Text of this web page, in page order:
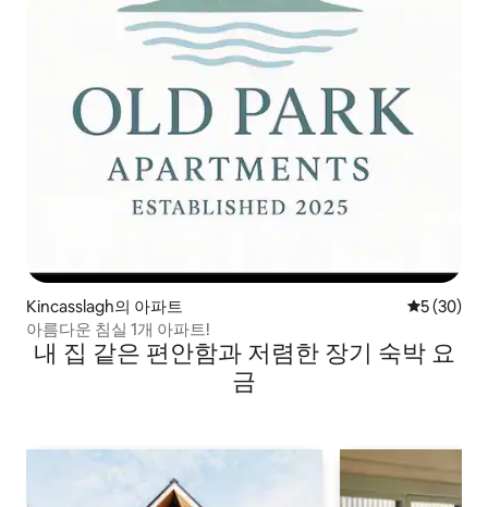
Kincasslagh의 아파트 평점 5점(5
5 (30)
아름다운 침실 1개 아파트!
내 집 같은 편안함과 저렴한 장기 숙박 요
금